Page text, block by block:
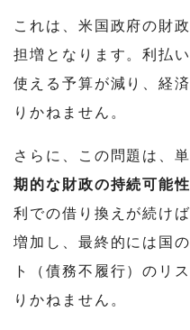
これは、米国政府の財
担増となります。利払
使える予算が減り、経
りかねません。
さらに、この問題は、
期的な財政の持続可能性
利での借り換えが続け
増加し、最終的には国
ト（債務不履行）のリ
りかねません。